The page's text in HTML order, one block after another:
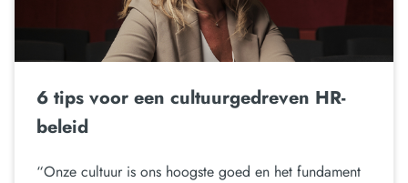
6 tips voor een cultuurgedreven HR-
beleid
“Onze cultuur is ons hoogste goed en het fundament